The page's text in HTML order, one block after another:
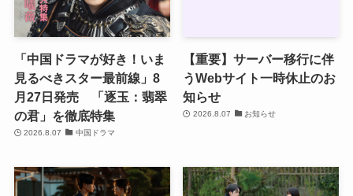
「中国ドラマが好き！いま
見るべきスター最前線」8
月27日発売 「逐玉：翡翠
の君」を徹底特集
2026.8.07 中国ドラマ
【重要】サーバー移行に伴
うWebサイト一時休止のお
知らせ
2026.8.07 お知らせ